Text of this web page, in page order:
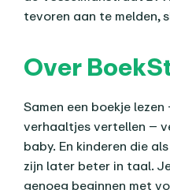
tevoren aan te melden,
Over
Samen een boekje
verhaaltjes vertellen –
baby. En kinderen die
zijn later beter in taal.
genoeg beginnen met